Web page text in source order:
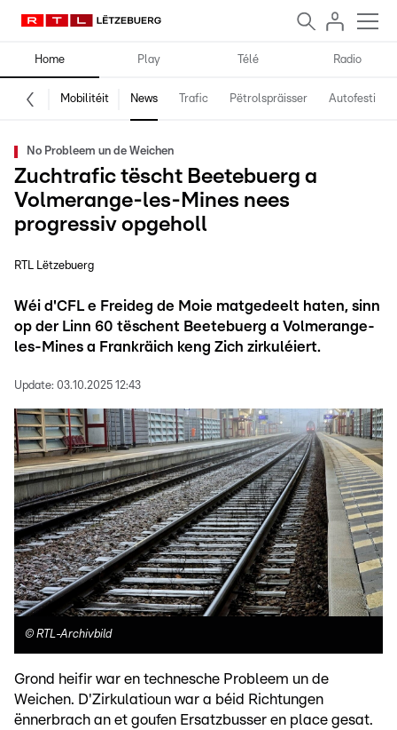
Home Play Télé Radio
Mobilitéit News Trafic Pëtrolspräisser Autofestival
No Probleem un de Weichen
Zuchtrafic tëscht Beetebuerg a
Volmerange-les-Mines nees
progressiv opgeholl
RTL Lëtzebuerg
Wéi d'CFL e Freideg de Moie matgedeelt haten, sinn
op der Linn 60 tëschent Beetebuerg a Volmerange-
les-Mines a Frankräich keng Zich zirkuléiert.
Update: 03.10.2025 12:43
© RTL-Archivbild
Grond heifir war en technesche Probleem un de
Weichen. D'Zirkulatioun war a béid Richtungen
ënnerbrach an et goufen Ersatzbusser en place gesat.